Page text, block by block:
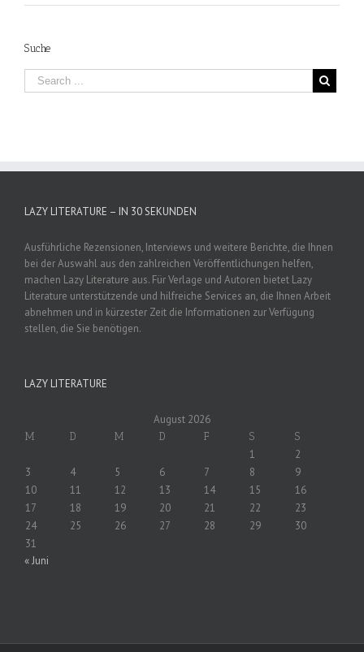
Suche
LAZY LITERATURE – IN 30 SEKUNDEN
Ausführliche Rezensionen, Interviews und weitere Berichte, die Ihnen
bei der Auswahl aus den zahlreichen Veröffentlichungen helfen,
machen Lazy Literature aus. Für Verlage und Autoren bietet Lazy
Literature unterstützende und hilfreiche Services an, die Ihnen Arbeit
abnehmen und in kürzester Zeit die Informationen zur Verfügung
stellen, die Sie benötigen.
LAZY LITERATURE
August 2026
M D M D F S S
1
2
3
4 5 6 7 8
9
10
11 12 13 14 15
16
17
18 19 20 21 22
23
24
25 26 27 28 29
30
31
« Juni